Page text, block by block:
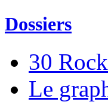
Dossiers
30 Rock
Le